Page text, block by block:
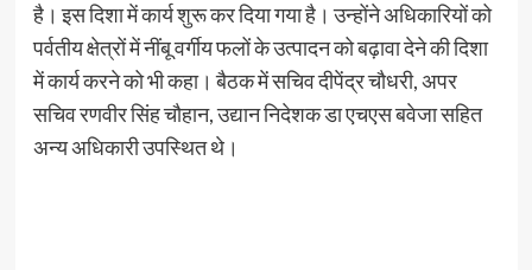
है। इस दिशा में कार्य शुरू कर दिया गया है। उन्होंने अधिकारियों को
पर्वतीय क्षेत्रों में नींबू वर्गीय फलों के उत्पादन को बढ़ावा देने की दिशा
में कार्य करने को भी कहा। बैठक में सचिव दीपेंद्र चौधरी, अपर
सचिव रणवीर सिंह चौहान, उद्यान निदेशक डा एचएस बवेजा सहित
अन्य अधिकारी उपस्थित थे।